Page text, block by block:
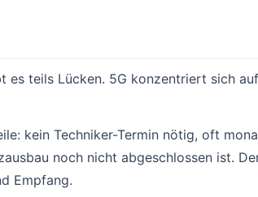
es teils Lücken. 5G konzentriert sich auf
kein Techniker-Termin nötig, oft
noch nicht abgeschlossen ist.
Empfang.